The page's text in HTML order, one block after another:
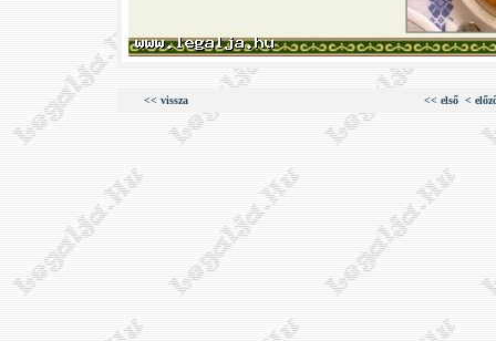
<< vissza << első <